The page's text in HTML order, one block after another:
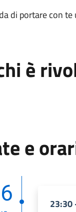
di portare con
è
e
23:30